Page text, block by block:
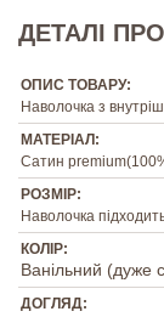
ДЕТАЛІ
ОПИС ТОВАРУ:
Наволочка з
МАТЕРІАЛ:
Сатин
РОЗМІР:
Наволочка
КОЛІР:
Ванільний (дуже
ДОГЛЯД: